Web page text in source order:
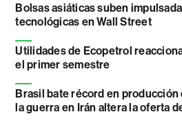
Bolsas asiáticas suben
tecnológicas en Wall Street
Utilidades de Ecopetrol
el primer semestre
Brasil bate récord en
la guerra en Irán altera la oferta